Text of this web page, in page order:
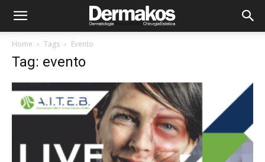
Home Tags Evento
Tag: evento